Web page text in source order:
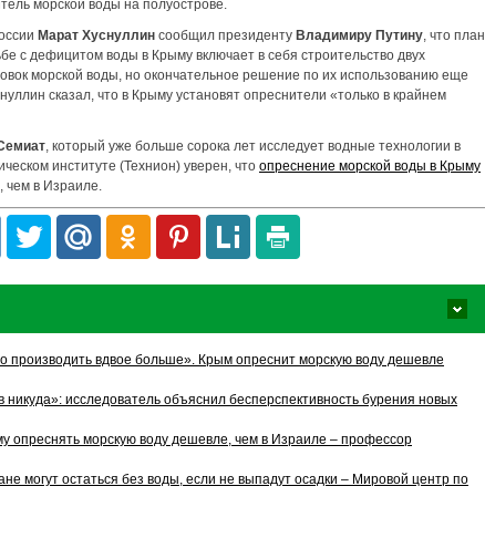
морской воды на полуострове.
Марат Хуснуллин сообщил президенту Владимиру Путину, что план
с дефицитом воды в Крыму включает в себя строительство двух
морской воды, но окончательное решение по их использованию еще
сказал, что в Крыму установят опреснители «только в крайнем
, который уже больше сорока лет исследует водные технологии в
институте (Технион) уверен, что опреснение морской воды в Крыму
, чем в Израиле.
производить вдвое больше». Крым опреснит морскую воду дешевле
никуда»: исследователь объяснил бесперспективность бурения новых
опреснять морскую воду дешевле, чем в Израиле – профессор
могут остаться без воды, если не выпадут осадки – Мировой центр по